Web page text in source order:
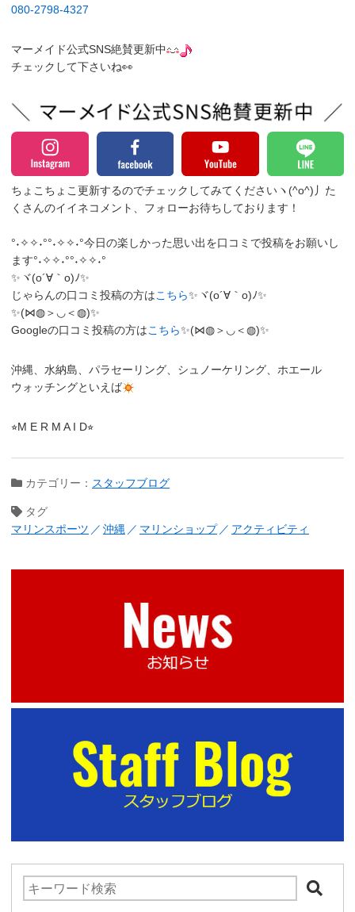
080-2798-4327
マーメイド公式SNS絶賛更新中
チェックして下さいね👀
ちょこちょこ更新するのでチェックしてみてくださいヽ(^o^)丿 た
くさんのイイネコメント、フォローお待ちしております！
°˖✧✧˖°°˖✧✧˖°今日の楽しかった思い出を口コミで投稿をお願いし
ます°˖✧✧˖°°˖✧✧˖°
✨ヾ(o´∀｀o)ﾉ✨
じゃらんの口コミ投稿の方はこちら✨ヾ(o´∀｀o)ﾉ✨
✨(⋈◍＞◡＜◍)✨
Googleの口コミ投稿の方はこちら✨(⋈◍＞◡＜◍)✨
沖縄、水納島、パラセーリング、シュノーケリング、ホエール
ウォッチングといえば
⭐︎M E R M A I D⭐︎
カテゴリー： スタッフブログ
タグ
マリンスポーツ
沖縄 マリンショップ アクティビティ